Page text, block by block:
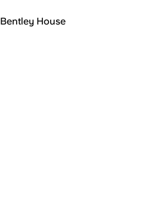
Bentley House